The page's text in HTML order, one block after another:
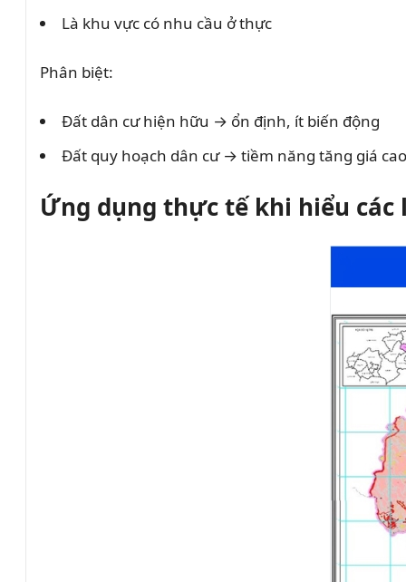
Là khu vực có nhu cầu ở thực
Phân biệt:
Đất dân cư hiện hữu → ổn định, ít biến động
Đất quy hoạch dân cư → tiềm năng tăng giá cao
Ứng dụng thực tế khi hiểu